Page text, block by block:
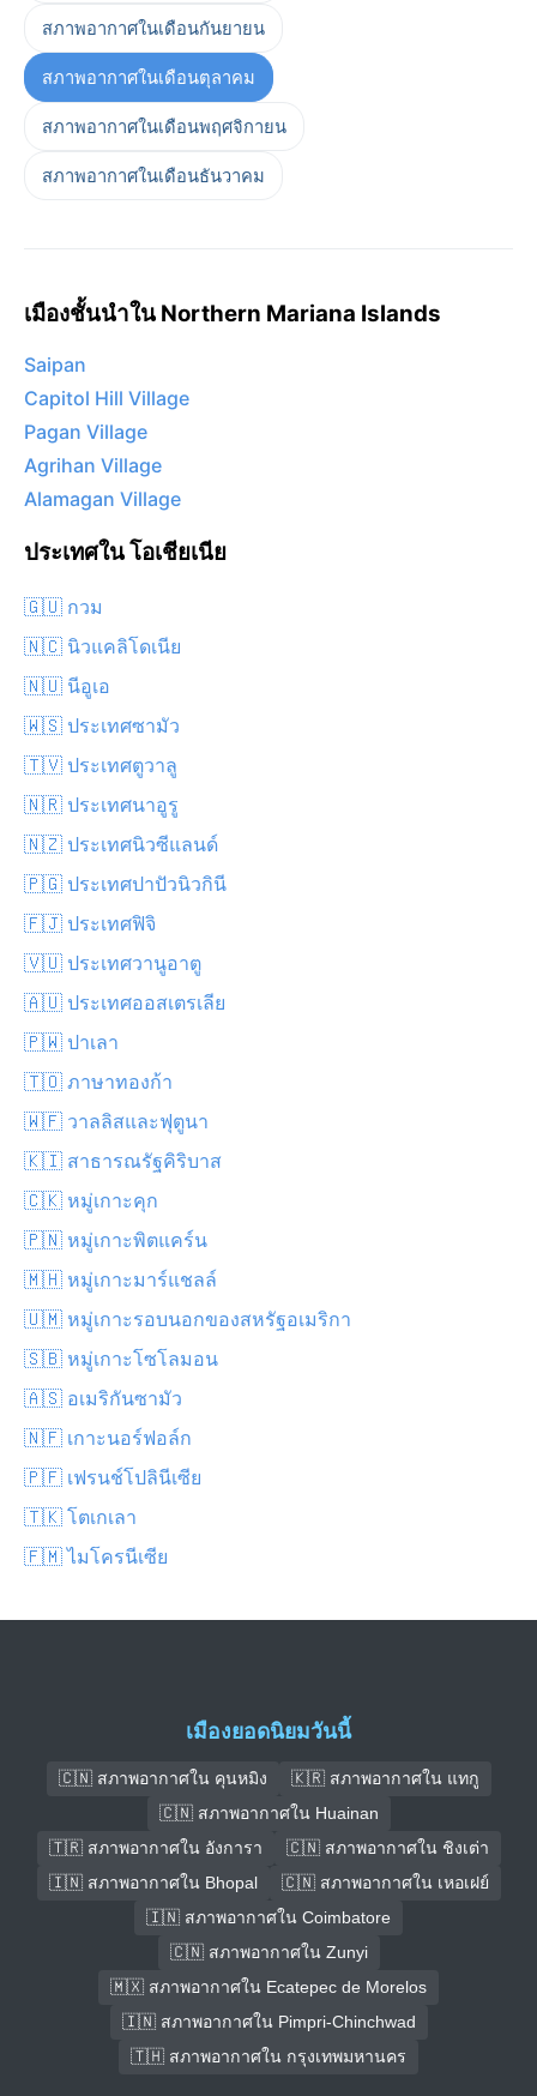
สภาพอากาศในเดือนกันยายน
สภาพอากาศในเดือนตุลาคม
สภาพอากาศในเดือนพฤศจิกายน
สภาพอากาศในเดือนธันวาคม
เมืองชั้นนำใน Northern Mariana Islands
Saipan
Capitol Hill Village
Pagan Village
Agrihan Village
Alamagan Village
ประเทศใน โอเชียเนีย
🇬🇺 กวม
🇳🇨 นิวแคลิโดเนีย
🇳🇺 นีอูเอ
🇼🇸 ประเทศซามัว
🇹🇻 ประเทศตูวาลู
🇳🇷 ประเทศนาอูรู
🇳🇿 ประเทศนิวซีแลนด์
🇵🇬 ประเทศปาปัวนิวกินี
🇫🇯 ประเทศฟิจิ
🇻🇺 ประเทศวานูอาตู
🇦🇺 ประเทศออสเตรเลีย
🇵🇼 ปาเลา
🇹🇴 ภาษาทองก้า
🇼🇫 วาลลิสและฟุตูนา
🇰🇮 สาธารณรัฐคิริบาส
🇨🇰 หมู่เกาะคุก
🇵🇳 หมู่เกาะพิตแคร์น
🇲🇭 หมู่เกาะมาร์แชลล์
🇺🇲 หมู่เกาะรอบนอกของสหรัฐอเมริกา
🇸🇧 หมู่เกาะโซโลมอน
🇦🇸 อเมริกันซามัว
🇳🇫 เกาะนอร์ฟอล์ก
🇵🇫 เฟรนช์โปลินีเซีย
🇹🇰 โตเกเลา
🇫🇲 ไมโครนีเซีย
เมืองยอดนิยมวันนี้
🇨🇳 สภาพอากาศใน คุนหมิง
🇰🇷 สภาพอากาศใน แทกู
🇨🇳 สภาพอากาศใน Huainan
🇹🇷 สภาพอากาศใน อังการา
🇨🇳 สภาพอากาศใน ชิงเต่า
🇮🇳 สภาพอากาศใน Bhopal
🇨🇳 สภาพอากาศใน เหอเฝย์
🇮🇳 สภาพอากาศใน Coimbatore
🇨🇳 สภาพอากาศใน Zunyi
🇲🇽 สภาพอากาศใน Ecatepec de Morelos
🇮🇳 สภาพอากาศใน Pimpri-Chinchwad
🇹🇭 สภาพอากาศใน กรุงเทพมหานคร